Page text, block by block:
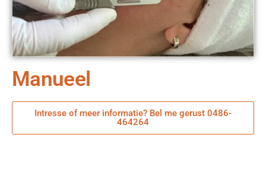
Manueel
Intresse of meer informatie? Bel me gerust 0486-
464264